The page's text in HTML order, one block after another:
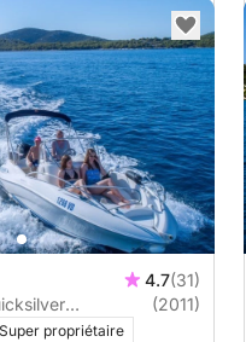
4.7(31)
Quicksilver 555 Commander 115cv
(2011)
Super propriétaire